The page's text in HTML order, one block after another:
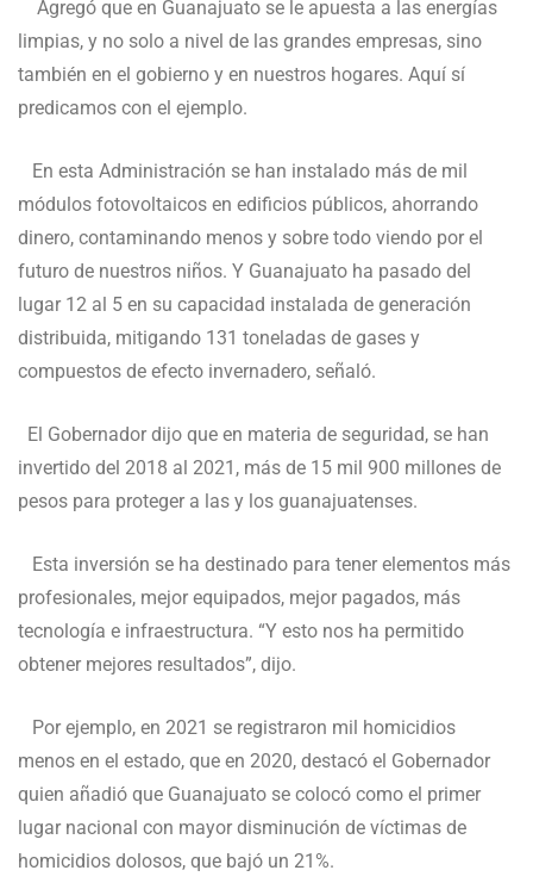
Agregó que en Guanajuato se le apuesta a las energías
limpias, y no solo a nivel de las grandes empresas, sino
también en el gobierno y en nuestros hogares. Aquí sí
predicamos con el ejemplo.
En esta Administración se han instalado más de mil
módulos fotovoltaicos en edificios públicos, ahorrando
dinero, contaminando menos y sobre todo viendo por el
futuro de nuestros niños. Y Guanajuato ha pasado del
lugar 12 al 5 en su capacidad instalada de generación
distribuida, mitigando 131 toneladas de gases y
compuestos de efecto invernadero, señaló.
El Gobernador dijo que en materia de seguridad, se han
invertido del 2018 al 2021, más de 15 mil 900 millones de
pesos para proteger a las y los guanajuatenses.
Esta inversión se ha destinado para tener elementos más
profesionales, mejor equipados, mejor pagados, más
tecnología e infraestructura. “Y esto nos ha permitido
obtener mejores resultados”, dijo.
Por ejemplo, en 2021 se registraron mil homicidios
menos en el estado, que en 2020, destacó el Gobernador
quien añadió que Guanajuato se colocó como el primer
lugar nacional con mayor disminución de víctimas de
homicidios dolosos, que bajó un 21%.